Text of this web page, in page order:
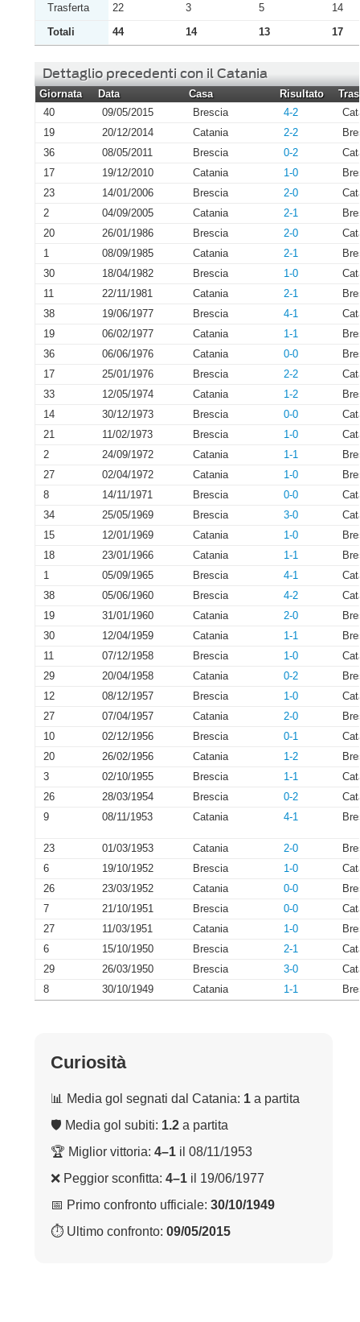
Trasferta
22 3 5
14
Totali
44 14 13 17
Dettaglio precedenti con il Catania
Giornata Data Casa Risultato
40
09/05/2015 Brescia 4-2
19
20/12/2014 Catania 2-2
36
08/05/2011 Brescia 0-2
17
19/12/2010 Catania 1-0
23
14/01/2006 Brescia 2-0
2
04/09/2005 Catania 2-1
20
26/01/1986 Brescia 2-0
1
08/09/1985 Catania 2-1
30
18/04/1982 Brescia 1-0
11
22/11/1981 Catania 2-1
38
19/06/1977 Brescia 4-1
19
06/02/1977 Catania 1-1
36
06/06/1976 Catania 0-0
17
25/01/1976 Brescia 2-2
33
12/05/1974 Catania 1-2
14
30/12/1973 Brescia 0-0
21
11/02/1973 Brescia 1-0
2
24/09/1972 Catania 1-1
27
02/04/1972 Catania 1-0
8
14/11/1971 Brescia 0-0
34
25/05/1969 Brescia 3-0
15
12/01/1969 Catania 1-0
18
23/01/1966 Catania 1-1
1
05/09/1965 Brescia 4-1
38
05/06/1960 Brescia 4-2
19
31/01/1960 Catania 2-0
30
12/04/1959 Catania 1-1
11
07/12/1958 Brescia 1-0
29
20/04/1958 Catania 0-2
12
08/12/1957 Brescia 1-0
27
07/04/1957 Catania 2-0
10
02/12/1956 Brescia 0-1
20
26/02/1956 Catania 1-2
3
02/10/1955 Brescia 1-1
26
28/03/1954 Brescia 0-2
9
08/11/1953 Catania 4-1
23 01/03/1953 Catania 2-0
6
19/10/1952 Brescia 1-0
26
23/03/1952 Catania 0-0
7
21/10/1951 Brescia 0-0
27
11/03/1951 Catania 1-0
6
15/10/1950 Brescia 2-1
29
26/03/1950 Brescia 3-0
8
30/10/1949 Catania 1-1
Curiosità
📊 Media gol segnati dal Catania: 1 a partita
🛡 Media gol subiti: 1.2 a partita
🏆 Miglior vittoria: 4–1 il 08/11/1953
❌ Peggior sconfitta: 4–1 il 19/06/1977
📅 Primo confronto ufficiale: 30/10/1949
⏱ Ultimo confronto: 09/05/2015